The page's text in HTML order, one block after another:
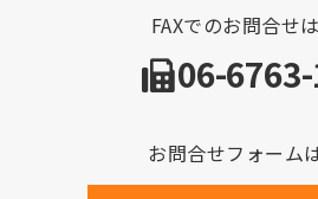
FAXでのお問合せ
06-
お問合せフォーム